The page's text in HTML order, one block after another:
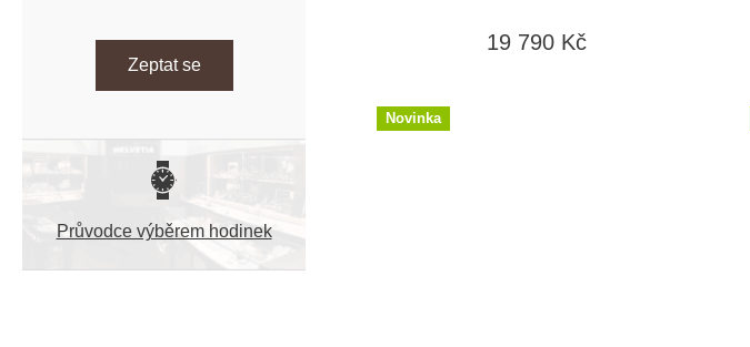
Zeptat se
Průvodce výběrem hodinek
19 790 Kč
Novinka